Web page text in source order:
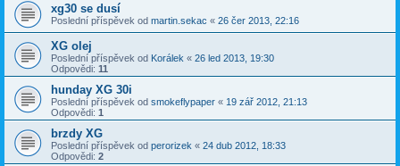
xg30 se dusí
Poslední příspěvek od martin.sekac « 26 čer 2013, 22:16
XG olej
Poslední příspěvek od Korálek « 26 led 2013, 19:30
Odpovědi: 11
hunday XG 30i
Poslední příspěvek od smokeflypaper « 19 zář 2012, 21:13
Odpovědi: 1
brzdy XG
Poslední příspěvek od perorizek « 24 dub 2012, 18:33
Odpovědi: 2